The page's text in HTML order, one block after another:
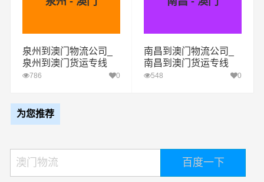
泉州到澳门物流公司_
泉州到澳门货运专线
786 0
南昌到澳门物流公司_
南昌到澳门货运专线
548 0
为您推荐